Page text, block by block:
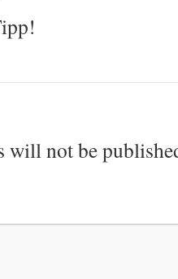
will not be